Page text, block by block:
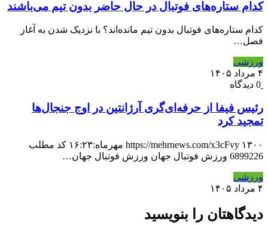
کدام ستاره‌های فوتبال در حال حاضر بدون تیم می‌باشند
کدام ستاره‌های فوتبال بدون تیم مانده‌اند؟ با نزدیک شدن به آغاز
فصل…
ورزشی
۴ مرداد ۱۴۰۵
0 دیدگاه
رئیس فیفا از حرفه‌ای‌گری آرژانتین در اوج جنجال‌ها
تمجید کرد
https://mehrnews.com/x3cFvy ۱۳۰۰ مهرماه:۱۶:۲۳ کد مطلب
6899226 ورزش فوتبال جهان ورزش فوتبال جهان…
ورزشی
۴ مرداد ۱۴۰۵
دیدگاهتان را بنویسید